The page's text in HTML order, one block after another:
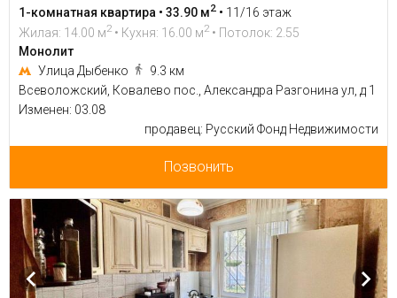
1-комнатная квартира • 33.90 м2 • 11/16 этаж
Жилая: 14.00 м2 • Кухня: 16.00 м2 • Потолок: 2.55
Монолит
Улица Дыбенко
9.3 км
Всеволожский, Ковалево пос., Александра Разгонина ул, д 1
Изменен: 03.08
продавец: Русский Фонд Недвижимости
Позвонить